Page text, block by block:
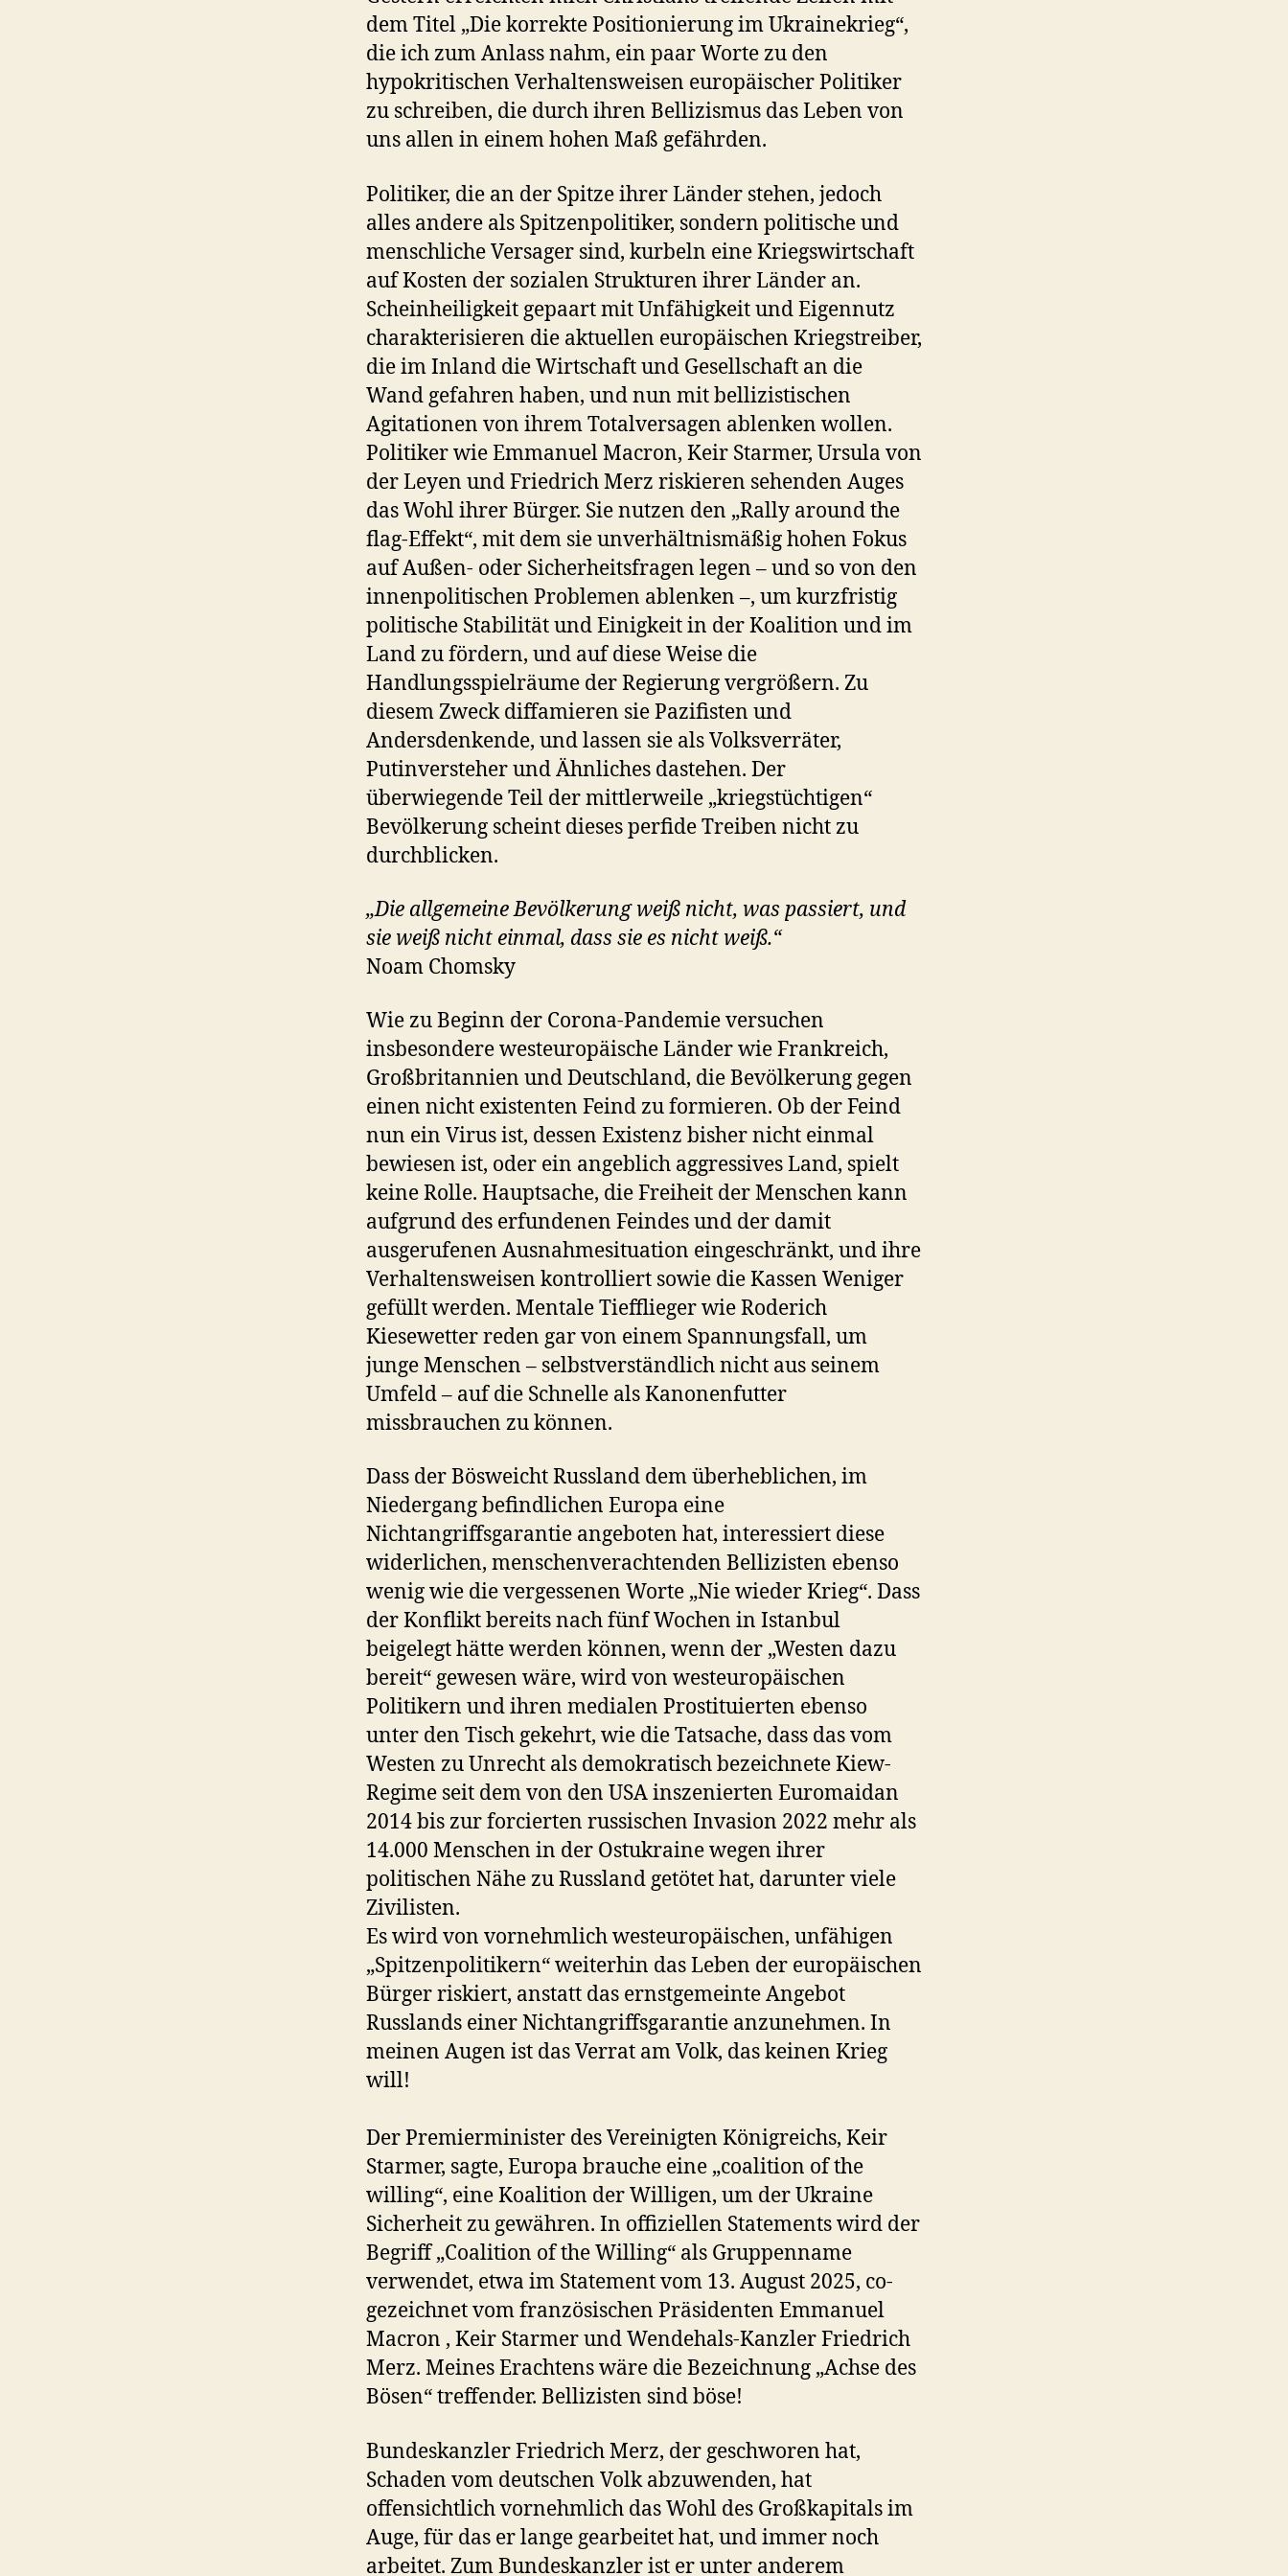
dem Titel „Die korrekte Positionierung im Ukrainekrieg“,
die ich zum Anlass nahm, ein paar Worte zu den
hypokritischen Verhaltensweisen europäischer Politiker
zu schreiben, die durch ihren Bellizismus das Leben von
uns allen in einem hohen Maß gefährden.
Politiker, die an der Spitze ihrer Länder stehen, jedoch
alles andere als Spitzenpolitiker, sondern politische und
menschliche Versager sind, kurbeln eine Kriegswirtschaft
auf Kosten der sozialen Strukturen ihrer Länder an.
Scheinheiligkeit gepaart mit Unfähigkeit und Eigennutz
charakterisieren die aktuellen europäischen Kriegstreiber,
die im Inland die Wirtschaft und Gesellschaft an die
Wand gefahren haben, und nun mit bellizistischen
Agitationen von ihrem Totalversagen ablenken wollen.
Politiker wie Emmanuel Macron, Keir Starmer, Ursula von
der Leyen und Friedrich Merz riskieren sehenden Auges
das Wohl ihrer Bürger. Sie nutzen den „Rally around the
flag-Effekt“, mit dem sie unverhältnismäßig hohen Fokus
auf Außen- oder Sicherheitsfragen legen – und so von den
innenpolitischen Problemen ablenken –, um kurzfristig
politische Stabilität und Einigkeit in der Koalition und im
Land zu fördern, und auf diese Weise die
Handlungsspielräume der Regierung vergrößern. Zu
diesem Zweck diffamieren sie Pazifisten und
Andersdenkende, und lassen sie als Volksverräter,
Putinversteher und Ähnliches dastehen. Der
überwiegende Teil der mittlerweile „kriegstüchtigen“
Bevölkerung scheint dieses perfide Treiben nicht zu
durchblicken.
„Die allgemeine Bevölkerung weiß nicht, was passiert, und
sie weiß nicht einmal, dass sie es nicht weiß.“
Noam Chomsky
Wie zu Beginn der Corona-Pandemie versuchen
insbesondere westeuropäische Länder wie Frankreich,
Großbritannien und Deutschland, die Bevölkerung gegen
einen nicht existenten Feind zu formieren. Ob der Feind
nun ein Virus ist, dessen Existenz bisher nicht einmal
bewiesen ist, oder ein angeblich aggressives Land, spielt
keine Rolle. Hauptsache, die Freiheit der Menschen kann
aufgrund des erfundenen Feindes und der damit
ausgerufenen Ausnahmesituation eingeschränkt, und ihre
Verhaltensweisen kontrolliert sowie die Kassen Weniger
gefüllt werden. Mentale Tiefflieger wie Roderich
Kiesewetter reden gar von einem Spannungsfall, um
junge Menschen – selbstverständlich nicht aus seinem
Umfeld – auf die Schnelle als Kanonenfutter
missbrauchen zu können.
Dass der Bösweicht Russland dem überheblichen, im
Niedergang befindlichen Europa eine
Nichtangriffsgarantie angeboten hat, interessiert diese
widerlichen, menschenverachtenden Bellizisten ebenso
wenig wie die vergessenen Worte „Nie wieder Krieg“. Dass
der Konflikt bereits nach fünf Wochen in Istanbul
beigelegt hätte werden können, wenn der „Westen dazu
bereit“ gewesen wäre, wird von westeuropäischen
Politikern und ihren medialen Prostituierten ebenso
unter den Tisch gekehrt, wie die Tatsache, dass das vom
Westen zu Unrecht als demokratisch bezeichnete Kiew-
Regime seit dem von den USA inszenierten Euromaidan
2014 bis zur forcierten russischen Invasion 2022 mehr als
14.000 Menschen in der Ostukraine wegen ihrer
politischen Nähe zu Russland getötet hat, darunter viele
Zivilisten.
Es wird von vornehmlich westeuropäischen, unfähigen
„Spitzenpolitikern“ weiterhin das Leben der europäischen
Bürger riskiert, anstatt das ernstgemeinte Angebot
Russlands einer Nichtangriffsgarantie anzunehmen. In
meinen Augen ist das Verrat am Volk, das keinen Krieg
will!
Der Premierminister des Vereinigten Königreichs, Keir
Starmer, sagte, Europa brauche eine „coalition of the
willing“, eine Koalition der Willigen, um der Ukraine
Sicherheit zu gewähren. In offiziellen Statements wird der
Begriff „Coalition of the Willing“ als Gruppenname
verwendet, etwa im Statement vom 13. August 2025, co-
gezeichnet vom französischen Präsidenten Emmanuel
Macron , Keir Starmer und Wendehals-Kanzler Friedrich
Merz. Meines Erachtens wäre die Bezeichnung „Achse des
Bösen“ treffender. Bellizisten sind böse!
Bundeskanzler Friedrich Merz, der geschworen hat,
Schaden vom deutschen Volk abzuwenden, hat
offensichtlich vornehmlich das Wohl des Großkapitals im
Auge, für das er lange gearbeitet hat, und immer noch
arbeitet. Zum Bundeskanzler ist er unter anderem